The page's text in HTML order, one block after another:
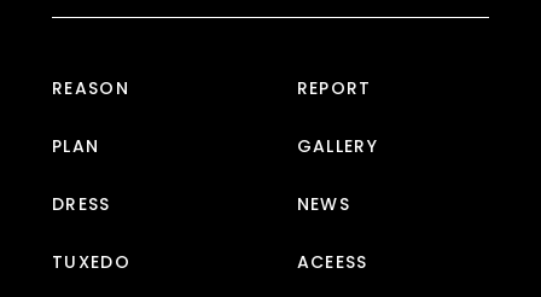
REASON
PLAN
DRESS
TUXEDO
REPORT
GALLERY
NEWS
ACEESS